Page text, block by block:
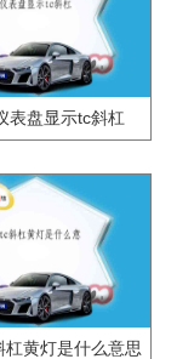
表盘显示tc斜杠
杠黄灯是什么意思